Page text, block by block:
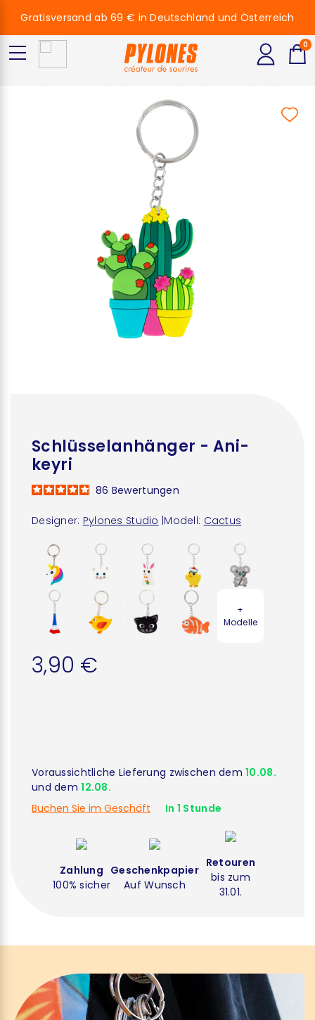
Schlüsselanhänger - Ani-
keyri
Designer: Pylones Studio Modell: Cactus
86 Bewertungen
+
Modelle
3,90 €
Voraussichtliche Lieferung zwischen dem10.08.
und dem12.08.
Buchen Sie im Geschäft
In 1 Stunde
Zahlung
100% sicher
Geschenkpapier
Auf Wunsch
Retouren
bis zum
31.01.
Gratisversand ab 69 € in Deutschland und Österreich
0